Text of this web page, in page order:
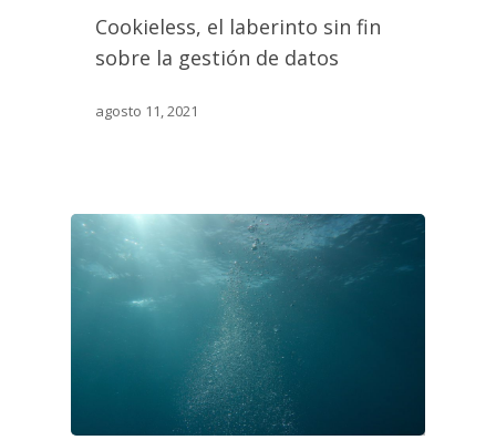
Cookieless, el laberinto sin fin
sobre la gestión de datos
agosto 11, 2021